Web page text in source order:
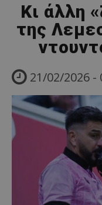
Κι άλλη
της
21/02/2026 -